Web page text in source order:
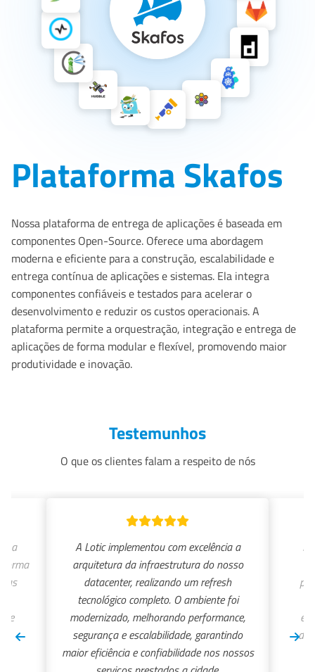
Plataforma Skafos
Nossa plataforma de entrega de aplicações é baseada em
componentes Open-Source. Oferece uma abordagem
moderna e eficiente para a construção, escalabilidade e
entrega contínua de aplicações e sistemas. Ela integra
componentes confiáveis e testados para acelerar o
desenvolvimento e reduzir os custos operacionais. A
plataforma permite a orquestração, integração e entrega de
aplicações de forma modular e flexível, promovendo maior
produtividade e inovação.
Testemunhos
O que os clientes falam a respeito de nós
a
e
A Lotic implementou com excelência a
arquitetura da infraestrutura do nosso
datacenter, realizando um refresh
tecnológico completo. O ambiente foi
modernizado, melhorando performance,
segurança e escalabilidade, garantindo
maior eficiência e confiabilidade nos nossos